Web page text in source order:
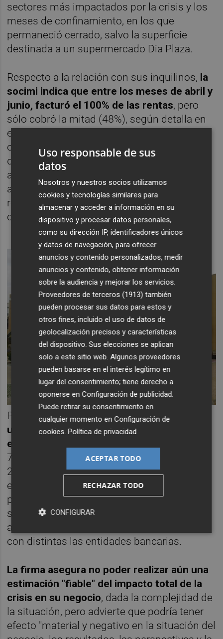
sectores más impactados por la crisis y los
meses de confinamiento, en los que
permaneció cerrado, salvo la superficie
destinada a un supermercado Dia Plaza.
Respecto a la relación con sus inquilinos, la
socimi indica que entre los meses de abril y
junio, facturó el 100% de las rentas, pero
sólo cobró la mitad (48%), según detalla en
el folleto explicativo de su salto al MAB. No
obstante, tras la reabrir el centro el pasado 8
de junio y retomar los inquilinos sus
actividades, la compañía "espera" poder
alcanzar acuerdos con los arrendatarios
respecto al importe de alquiler pendiente de
cobrar en los últimos meses.
Por el momento,asegura haber logrado ya
un acuerdo de este tipo con la firma que
explota la pista de 'karts',
70% la renta de los meses de abril a junio de
2020, y un 30% la renta correspondiente
entre junio a septiembre de 2020. En
paralelo, y para "garantizarse recursos
suficientes para su operación, la socimi
asegura haber levantado nueva financiación
con distintas las entidades bancarias.
La firma asegura no poder realizar aún una
estimación "fiable" del impacto total de la
crisis en su negocio, dada la complejidad de
la situación, pero advierte que podría tener
efecto "material y negativo en la situación del
Uso responsable de sus
datos
Nosotros y nuestros socios utilizamos
cookies y tecnologías similares para
almacenar y acceder a información en su
dispositivo y procesar datos personales,
como su dirección IP, identificadores únicos
y datos de navegación, para ofrecer
anuncios y contenido personalizados, medir
anuncios y contenido, obtener información
sobre la audiencia y mejorar los servicios.
Proveedores de terceros (1913) también
pueden procesar sus datos para estos y
otros fines, incluido el uso de datos de
geolocalización precisos y características
del dispositivo. Sus elecciones se aplican
solo a este sitio web. Algunos proveedores
pueden basarse en el interés legítimo en
lugar del consentimiento; tiene derecho a
oponerse enConfiguración de publicidad
Puede retirar su consentimiento en
cualquier momento enConfiguración de
cookies .Política de privacidad
ACEPTAR TODO
RECHAZAR TODO
CONFIGURAR